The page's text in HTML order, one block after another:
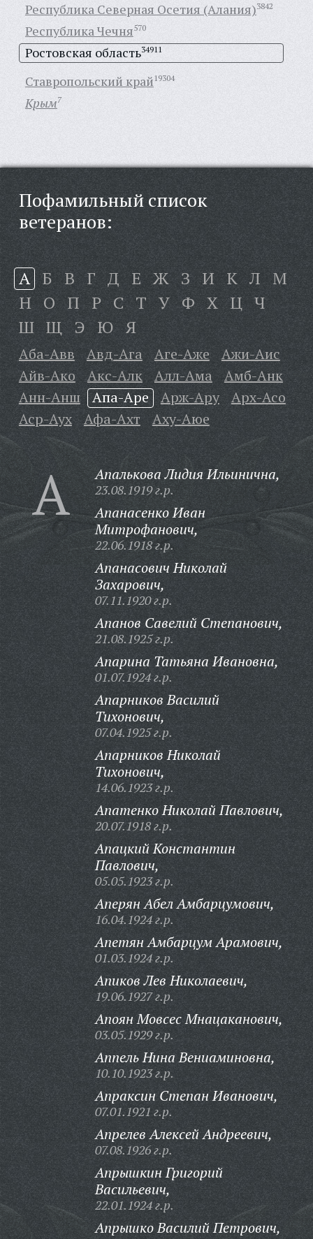
Республика Северная Осетия (Алания)3842
Республика Чечня570
Ростовская область34911
Ставропольский край19304
Крым7
Пофамильный список
ветеранов:
А Б В Г Д Е Ж З И К Л М
Н О П Р С Т У Ф Х Ц Ч
Ш Щ Э Ю Я
Аба-Авв Авд-Ага Аге-Аже
Ажи-Аис
Айв-Ако
Акс-Алк Алл-Ама
Амб-Анк
Анн-Анш
Апа-Аре Арж-Ару
Арх-Асо
Аср-Аух
Афа-Ахт Аху-Аюе
А Апалькова Лидия Ильинична,
23.08.1919 г.р.
Апанасенко Иван
Митрофанович,
22.06.1918 г.р.
Апанасович Николай
Захарович,
07.11.1920 г.р.
Апанов Савелий Степанович,
21.08.1925 г.р.
Апарина Татьяна Ивановна,
01.07.1924 г.р.
Апарников Василий
Тихонович,
07.04.1925 г.р.
Апарников Николай
Тихонович,
14.06.1923 г.р.
Апатенко Николай Павлович,
20.07.1918 г.р.
Апацкий Константин
Павлович,
05.05.1923 г.р.
Аперян Абел Амбарцумович,
16.04.1924 г.р.
Апетян Амбарцум Арамович,
01.03.1924 г.р.
Апиков Лев Николаевич,
19.06.1927 г.р.
Апоян Мовсес Мнацаканович,
03.05.1929 г.р.
Аппель Нина Вениаминовна,
10.10.1923 г.р.
Апраксин Степан Иванович,
07.01.1921 г.р.
Апрелев Алексей Андреевич,
07.08.1926 г.р.
Апрышкин Григорий
Васильевич,
22.01.1924 г.р.
Апрышко Василий Петрович,